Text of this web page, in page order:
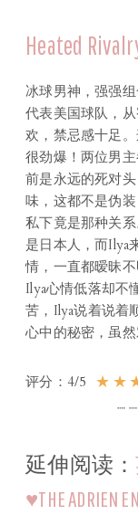
Heated
冰球男神，强强
代表美国球队，
欢，禁忌感十足
很劲爆！两位男
前是永远的死对
味，这都不是伪
私下竟是那种关
是日本人，而Ilya
情，一直都暧昧
Ilya心情低落却不
苦，Ilya说着说着
心中的秘密，虽
评分：4/5 ★ ★
┈
延伸阅读：
♥THE ADRIEN